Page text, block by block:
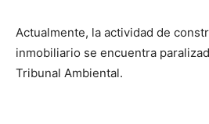
Actualmente, la actividad de
inmobiliario se encuentra
Tribunal Ambiental.